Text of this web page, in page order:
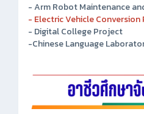
- Arm Robot Maintenance
- Electric Vehicle
- Digital College Project
-Chinese Language